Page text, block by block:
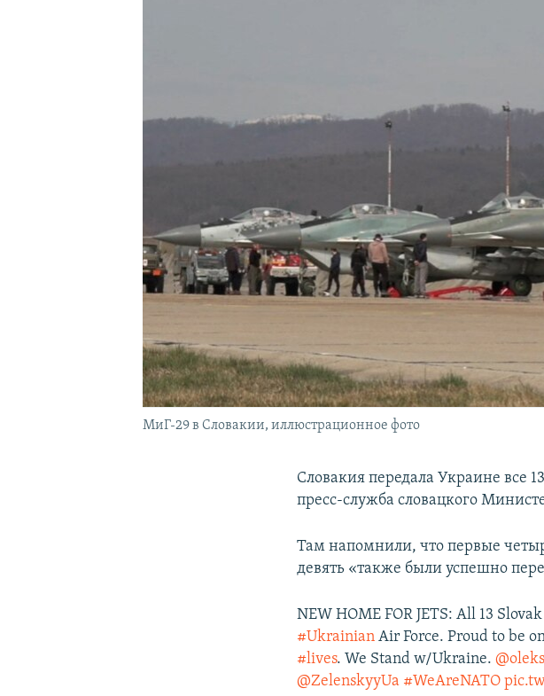
МиГ-29 в Словакии, иллюстрационное фото
Словакия передала Украине все
пресс-служба словацкого
Там напомнили, что первые
девять «также были успешно
NEW HOME FOR JETS: All 13 Slovak
#Ukrainian Air Force. Proud to be
#lives. We Stand w/Ukraine.
@ZelenskyyUa #WeAreNATO